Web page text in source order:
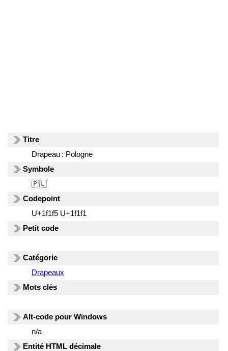
Titre
Drapeau : Pologne
Symbole
🇵🇱
Codepoint
U+1f1f5 U+1f1f1
Petit code
Catégorie
Drapeaux
Mots clés
Alt-code pour Windows
n/a
Entité HTML décimale